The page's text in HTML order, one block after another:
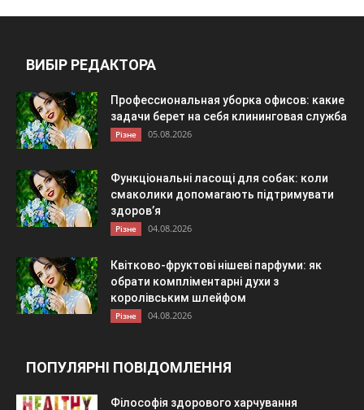
ВИБІР РЕДАКТОРА
Профессиональная уборка офисов: какие
задачи берет на себя клининговая служба
Різне 05.08.2026
Функціональні ласощі для собак: коли
смаколики допомагають підтримувати
здоров’я
Різне 04.08.2026
Квітково-фруктові нішеві парфуми: як
обрати компліментарні духи з
королівським шлейфом
Різне 04.08.2026
ПОПУЛЯРНІ ПОВІДОМЛЕННЯ
Філософія здорового харчування